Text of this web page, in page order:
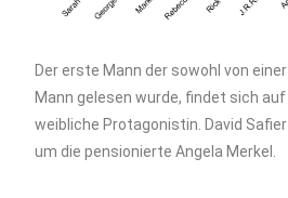
Der erste Mann der sowohl von
Mann gelesen wurde, findet sich
weibliche Protagonistin. David
um die pensionierte Angela Merkel.